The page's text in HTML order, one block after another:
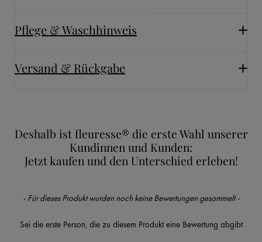
Pflege & Waschhinweis
Versand & Rückgabe
Deshalb ist fleuresse® die erste Wahl unserer
Kundinnen und Kunden:
Jetzt kaufen und den Unterschied erleben!
- Für dieses Produkt wurden noch keine Bewertungen gesammelt -
Sei die erste Person, die zu diesem Produkt eine Bewertung abgibt
New content loaded